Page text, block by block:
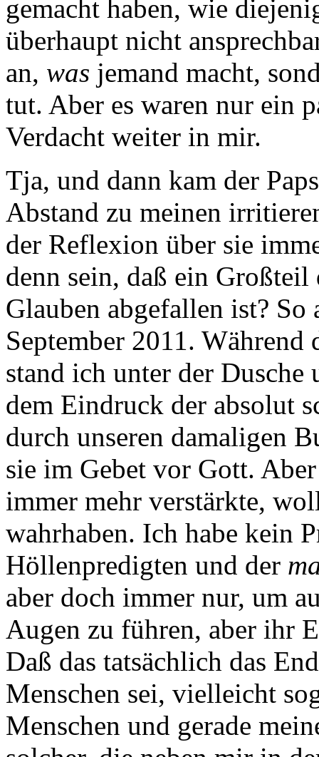
gemacht haben, wie
überhaupt nicht
an, was jemand macht,
tut. Aber es waren nur ein
Verdacht weiter in mir.
Tja, und dann kam der
Abstand zu meinen
der Reflexion über sie
denn sein, daß ein
Glauben abgefallen ist? So
September 2011.
stand ich unter der
dem Eindruck der absolut
durch unseren damaligen
sie im Gebet vor Gott.
immer mehr verstärkte,
wahrhaben. Ich habe kein
Höllenpredigten und der
aber doch immer nur, um
Augen zu führen, aber ihr
Daß das tatsächlich das
Menschen sei, vielleicht
Menschen und gerade